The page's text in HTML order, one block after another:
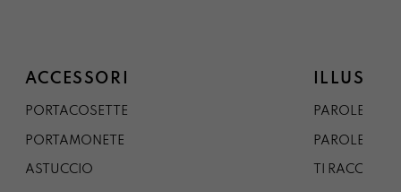
ACCESSORI
PORTACOSETTE
PORTAMONETE
ASTUCCIO
PAROLE DAL
PAROLE DA
TI